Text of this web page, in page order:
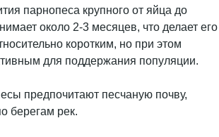
парнопеса крупного от яйца до
около 2-3 месяцев, что делает его
коротким, но при этом
для поддержания популяции.